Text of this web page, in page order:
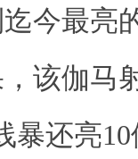
迄今最
该伽马
暴还亮